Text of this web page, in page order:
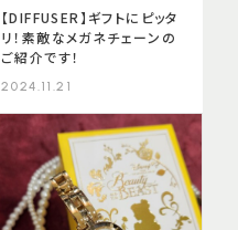
【DIFFUSER】ギフトにピッタ
リ！素敵なメガネチェーンの
ご紹介です！
2024.11.21